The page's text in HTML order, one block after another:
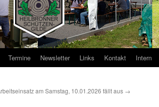
Termine Newsletter Links Kontakt Intern
am Samstag, 10.01.2026 fällt aus →